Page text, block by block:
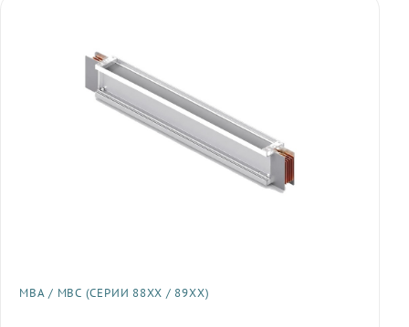
МВА / МВС (СЕРИИ 88XX / 89XX)